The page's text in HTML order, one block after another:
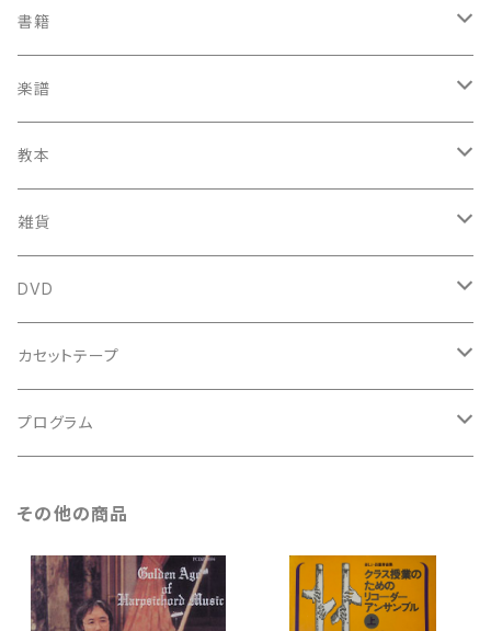
中古CD
鍋島元子関連CD
古楽以外
中古CD
古楽
中古LP
鍋島元子関連LP
古楽以外
中古LP
書籍
古楽関係
中古本
新古本
古楽以外
中古本
中古本
楽譜
古楽関係
スコア
鍵盤用
古楽以外
スコア
教本
古楽関係
古楽以外
雑貨
トートバッグ
バロック
ルネサンス
DVD
古楽
古楽以外
カセットテープ
古楽
プログラム
古楽以外
その他の商品